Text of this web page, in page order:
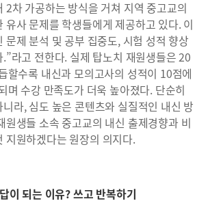
2차 가공하는 방식을 거쳐 지역 중고교의
유사 문제를 학생들에게 제공하고 있다. 이
문제 분석 및 공부 집중도, 시험 성적 향상
라고 전한다. 실제 탑노치 재원생들은 20
할수록 내신과 모의고사의 성적이 10점에
며 수강 만족도가 더욱 높아졌다. 단순히
라, 심도 높은 콘텐츠와 실질적인 내신 방
원생들 소속 중고교의 내신 출제경향과 비
지원하겠다는 원장의 의지다.
이 되는 이유? 쓰고 반복하기